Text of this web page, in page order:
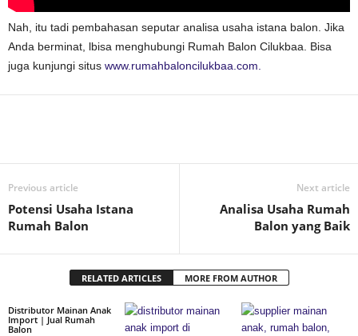
Nah, itu tadi pembahasan seputar analisa usaha istana balon. Jika
Anda berminat, lbisa menghubungi Rumah Balon Cilukbaa. Bisa
juga kunjungi situs www.rumahbaloncilukbaa.com.
Previous article
Potensi Usaha Istana
Rumah Balon
Next article
Analisa Usaha Rumah
Balon yang Baik
RELATED ARTICLES MORE FROM AUTHOR
Distributor Mainan Anak
Import | Jual Rumah
Balon